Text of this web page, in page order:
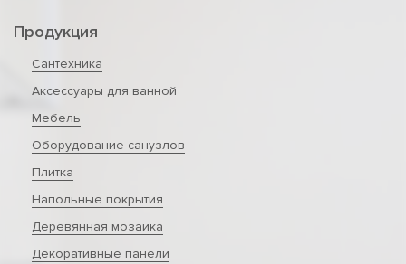
Продукция
Сантехника
Аксессуары для ванной
Мебель
Оборудование санузлов
Плитка
Напольные покрытия
Деревянная мозаика
Декоративные панели